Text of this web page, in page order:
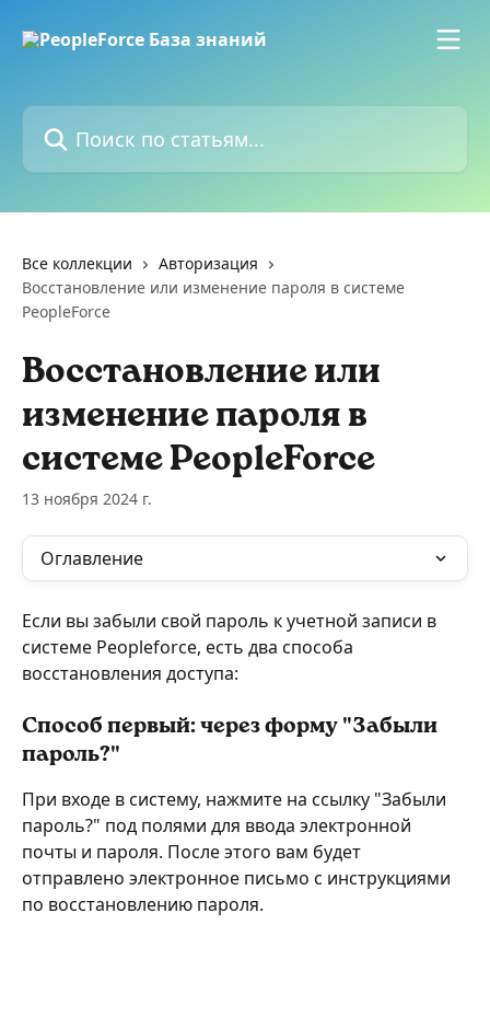
Поиск по статьям...
Все коллекции
Авторизация
Восстановление или изменение пароля в системе
PeopleForce
Восстановление или
изменение пароля в
системе PeopleForce
13 ноября 2024 г.
Оглавление
Если вы забыли свой пароль к учетной записи в
системе Peopleforce, есть два способа
восстановления доступа:
Способ первый: через форму "Забыли
пароль?"
При входе в систему, нажмите на ссылку "Забыли
пароль?" под полями для ввода электронной
почты и пароля. После этого вам будет
отправлено электронное письмо с инструкциями
по восстановлению пароля.